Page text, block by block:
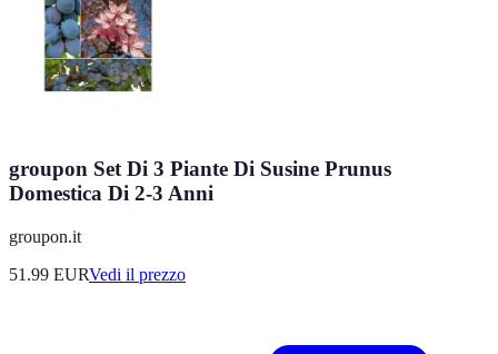
groupon Set Di 3 Piante Di Susine Prunus
Domestica Di 2-3 Anni
groupon.it
51.99 EURVedi il prezzo